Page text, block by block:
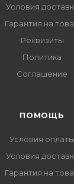
Условия
Гарантия на
Реквизиты
Политика
Соглашение
ПОМОЩЬ
Условия оплаты
Условия
Гарантия на